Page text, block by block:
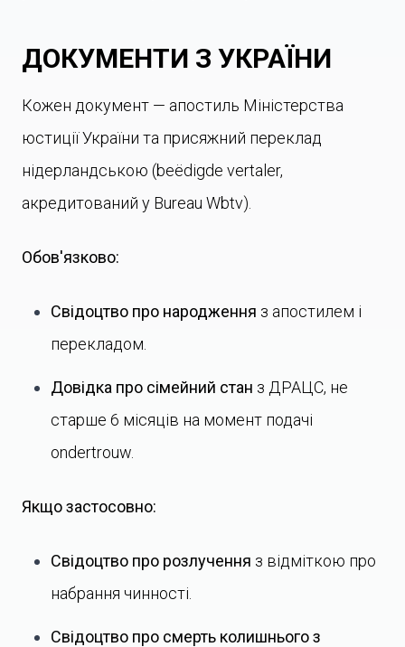
ДОКУМЕНТИ З УКРАЇНИ
Кожен документ — апостиль Міністерства
юстиції України та присяжний переклад
нідерландською (beëdigde vertaler,
акредитований у Bureau Wbtv).
Обов'язково:
Свідоцтво про народження з апостилем і
перекладом.
Довідка про сімейний стан з ДРАЦС, не
старше 6 місяців на момент подачі
ondertrouw.
Якщо застосовно:
Свідоцтво про розлучення з відміткою про
набрання чинності.
Свідоцтво про смерть колишнього з